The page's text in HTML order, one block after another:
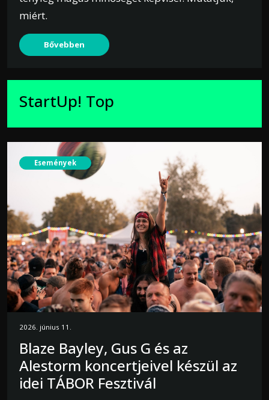
miért.
Bővebben
StartUp! Top
Események
2026. június 11.
Blaze Bayley, Gus G és az
Alestorm koncertjeivel készül az
idei TÁBOR Fesztivál